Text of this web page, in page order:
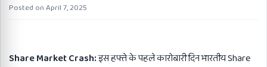
Posted onApril 7, 2025
Share Market Crash:इस हफ्ते के पहले कारोबारी दिन भारतीय Share